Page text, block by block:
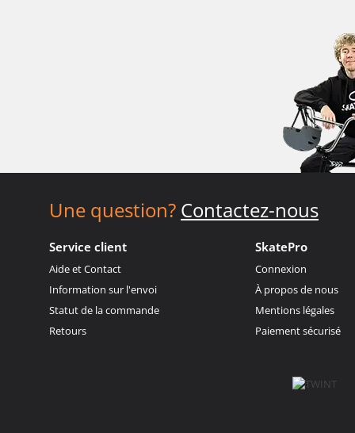
Une question? Contactez-nous
Service client
Aide et Contact
Information sur l'envoi
Statut de la commande
Retours
SkatePro
Connexion
À propos de nous
Mentions légales
Paiement sécurisé